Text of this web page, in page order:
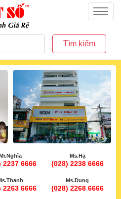
Menu
Tìm kiếm
Mr.Nghĩa
2237 6666
Ms.Hạ
(028) 2238 6666
2263 6666
Ms.Dung
(028) 2268 6666